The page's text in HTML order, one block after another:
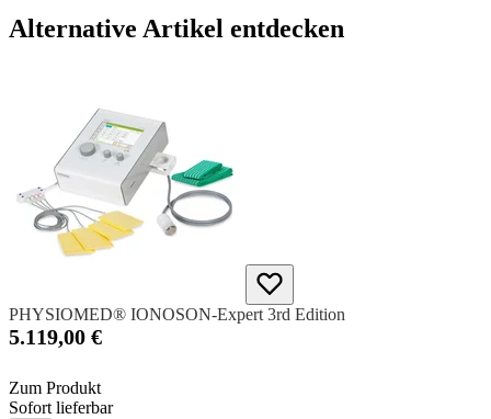
Alternative Artikel entdecken
PHYSIOMED® IONOSON-Expert 3rd Edition
5.119,00 €
Zum Produkt
Sofort lieferbar